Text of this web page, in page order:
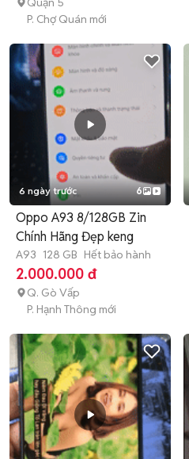
P. Chợ Quán mới
6 ngày trước 6
Oppo A93 8/128GB Zin
Chính Hãng Đẹp keng
A93 128 GB Hết bảo hành
2.000.000 đ
Q. Gò Vấp
P. Hạnh Thông mới